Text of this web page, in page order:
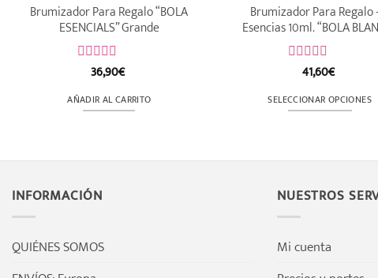
Brumizador Para Regalo “BOLA
ESENCIALS” Grande
Valorado
0
de
36,90€
AÑADIR AL CARRITO
Brumizador Para Regalo
Esencias 10ml. “BOLA
Valorado
0
de
41,60€
SELECCIONAR OPCIONES
tiene
variantes.
se
pueden
INFORMACIÓN
QUIÉNES SOMOS
NUESTROS
Mi cuenta